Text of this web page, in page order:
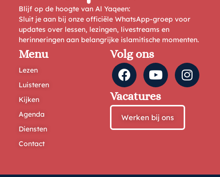
Blijf op de hoogte van Al Yaqeen:
Sluit je aan bij onze officiële WhatsApp-groep voor
updates over lessen, lezingen, livestreams en
herinneringen aan belangrijke islamitische momenten.
Menu
Lezen
Luisteren
Kijken
Agenda
Diensten
Contact
Volg ons
Vacatures
Werken bij ons